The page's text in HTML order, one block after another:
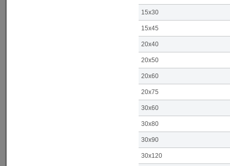
15x30
15x45
20x40
20x50
20x60
20x75
30x60
30x80
30x90
30x120